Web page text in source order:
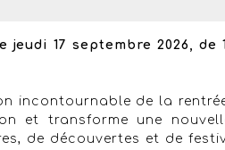
17 septembre 2026, de
incontournable de la
et transforme une
de découvertes et de